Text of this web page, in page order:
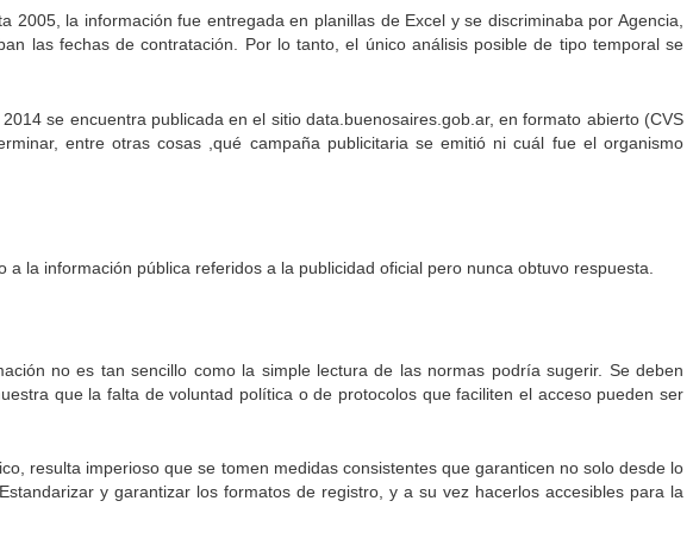
la información fue entregada en planillas de Excel y se discriminaba por Agencia,
las fechas de contratación. Por lo tanto, el único análisis posible de tipo temporal se
se encuentra publicada en el sitio data.buenosaires.gob.ar, en formato abierto (CVS
entre otras cosas ,qué campaña publicitaria se emitió ni cuál fue el organismo
la información pública referidos a la publicidad oficial pero nunca obtuvo respuesta.
no es tan sencillo como la simple lectura de las normas podría sugerir. Se deben
que la falta de voluntad política o de protocolos que faciliten el acceso pueden ser
resulta imperioso que se tomen medidas consistentes que garanticen no solo desde lo
y garantizar los formatos de registro, y a su vez hacerlos accesibles para la